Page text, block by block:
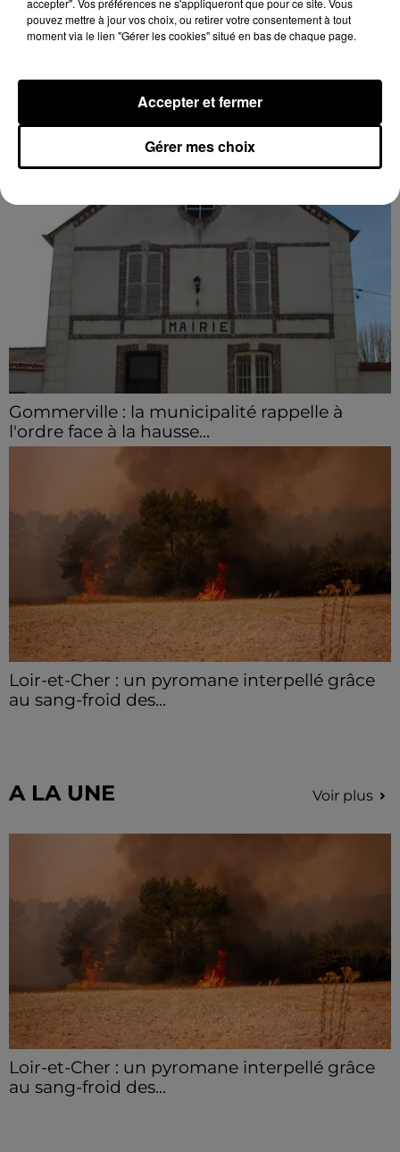
🔊 FAITES LA CHASSE AUX MOSAÏQUES !
DERNIERES INFOS
Gommerville : la municipalité rappelle à
l'ordre face à la hausse...
hausse des incivilités, la mairie de Gommerville
hausse...
Loir-et-Cher : un pyromane interpellé grâce
au sang-froid des...
Grâce...
A LA UNE Voir plus
Loir-et-Cher : un pyromane interpellé grâce
au sang-froid des...
accepter". Vos préférences ne s'appliqueront que pour ce site. Vous
pouvez mettre à jour vos choix, ou retirer votre consentement à tout
moment via le lien "Gérer les cookies" situé en bas de chaque page.
Gérer mes choix
Accepter et fermer